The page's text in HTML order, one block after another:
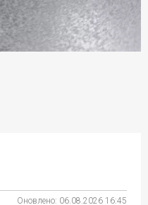
Оновлено: 06.08.2026 16:45